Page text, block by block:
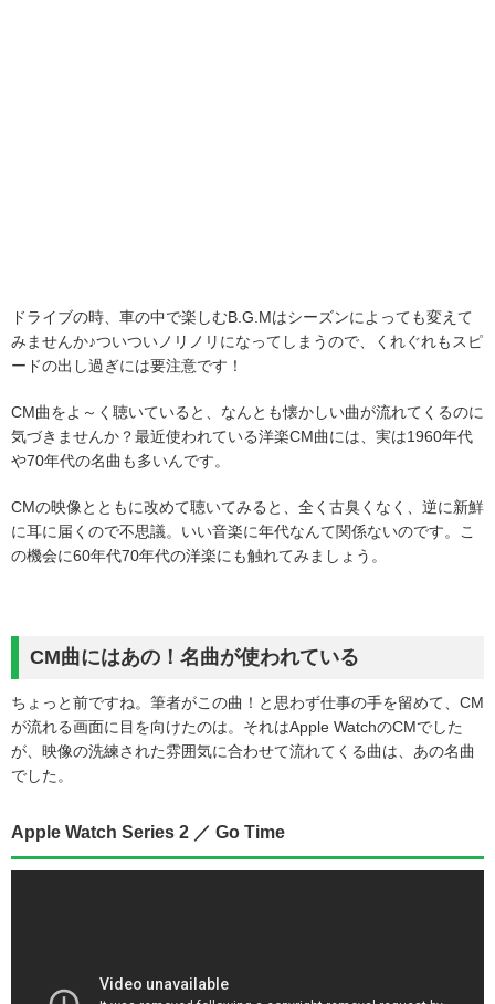
ドライブの時、車の中で楽しむB.G.Mはシーズンによっても変えて
みませんか♪ついついノリノリになってしまうので、くれぐれもスピ
ードの出し過ぎには要注意です！
CM曲をよ～く聴いていると、なんとも懐かしい曲が流れてくるのに
気づきませんか？最近使われている洋楽CM曲には、実は1960年代
や70年代の名曲も多いんです。
CMの映像とともに改めて聴いてみると、全く古臭くなく、逆に新鮮
に耳に届くので不思議。いい音楽に年代なんて関係ないのです。こ
の機会に60年代70年代の洋楽にも触れてみましょう。
CM曲にはあの！名曲が使われている
ちょっと前ですね。筆者がこの曲！と思わず仕事の手を留めて、CM
が流れる画面に目を向けたのは。それはApple WatchのCMでした
が、映像の洗練された雰囲気に合わせて流れてくる曲は、あの名曲
でした。
Apple Watch Series 2 ／ Go Time